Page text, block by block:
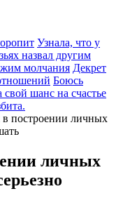
Узнала, что у
назвал другим
молчания Декрет
Боюсь
свой шанс на счастье
построении личных
личных